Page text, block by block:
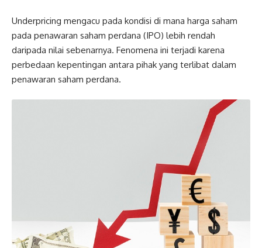
Underpricing mengacu pada kondisi di mana harga saham
pada penawaran saham perdana (IPO) lebih rendah
daripada nilai sebenarnya. Fenomena ini terjadi karena
perbedaan kepentingan antara pihak yang terlibat dalam
penawaran saham perdana.